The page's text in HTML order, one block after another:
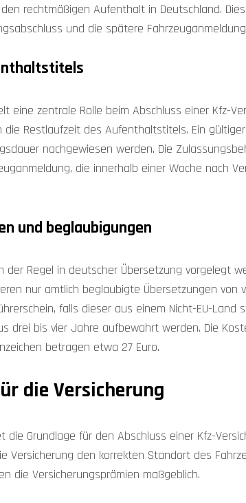
rechtmäßigen Aufenthalt in Deutschland.
und die spätere
eine zentrale Rolle beim Abschluss einer Kfz-
die Restlaufzeit des Aufenthaltstitels. Ein
nachgewiesen werden. Die
die innerhalb einer Woche nach
und beglaubigungen
der Regel in deutscher Übersetzung vorgelegt
nur amtlich beglaubigte Übersetzungen von
falls dieser aus einem Nicht-EU-Land
drei bis vier Jahre aufbewahrt werden. Die
betragen etwa 27 Euro.
die Versicherung
die Grundlage für den Abschluss einer Kfz-
Versicherung den korrekten Standort des
die Versicherungsprämien maßgeblich.